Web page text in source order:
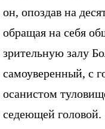
он, опоздав на
обращая на себя
зрительную залу
самоуверенный, с
осанистом
седеющей головой.